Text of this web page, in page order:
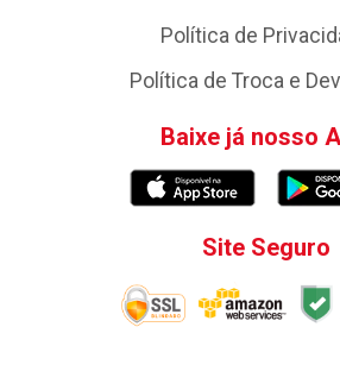
Política de
Política de Troca e
Baixe já nosso
Site Seguro